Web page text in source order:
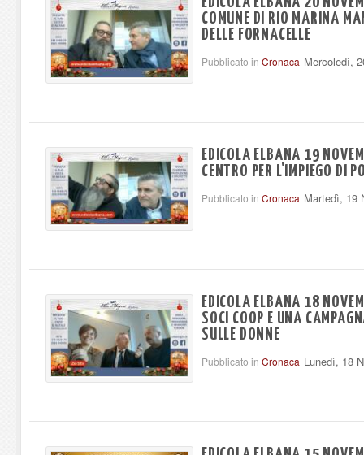
COMUNE DI RIO MARINA
DELLE FORNACELLE
Pubblicato in Cronaca Mercoledì,
EDICOLA ELBANA 19
CENTRO PER L'IMPIEGO DI
Pubblicato in Cronaca Martedì, 19
EDICOLA ELBANA 18
SOCI COOP E UNA
SULLE DONNE
Pubblicato in Cronaca Lunedì, 18